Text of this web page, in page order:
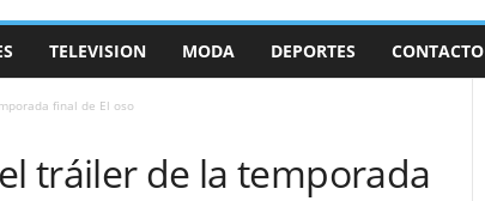
TELEVISION MODA DEPORTES CONTACTO
final de El oso
tráiler de la temporada